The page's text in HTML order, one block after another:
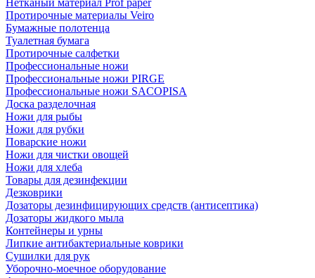
Нетканый материал Prof paper
Протирочные материалы Veiro
Бумажные полотенца
Туалетная бумага
Протирочные салфетки
Профессиональные ножи
Профессиональные ножи PIRGE
Профессиональные ножи SACOPISA
Доска разделочная
Ножи для рыбы
Ножи для рубки
Поварские ножи
Ножи для чистки овощей
Ножи для хлеба
Товары для дезинфекции
Дезковрики
Дозаторы дезинфицирующих средств (антисептика)
Дозаторы жидкого мыла
Контейнеры и урны
Липкие антибактериальные коврики
Сушилки для рук
Уборочно-моечное оборудование